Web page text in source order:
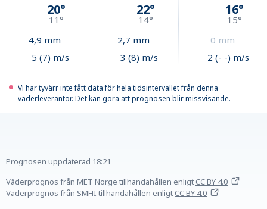
20°
11°
4,9 mm
5 (7) m/s
22°
14°
2,7 mm
3 (8) m/s
16°
15°
0 mm
2 (- -) m/s
Vi har tyvärr inte fått data för hela tidsintervallet från denna
väderleverantör. Det kan göra att prognosen blir missvisande.
Prognosen uppdaterad 18:21
Väderprognos från MET Norge tillhandahållen enligtCC BY 4.0
Väderprognos från SMHI tillhandahållen enligtCC BY 4.0